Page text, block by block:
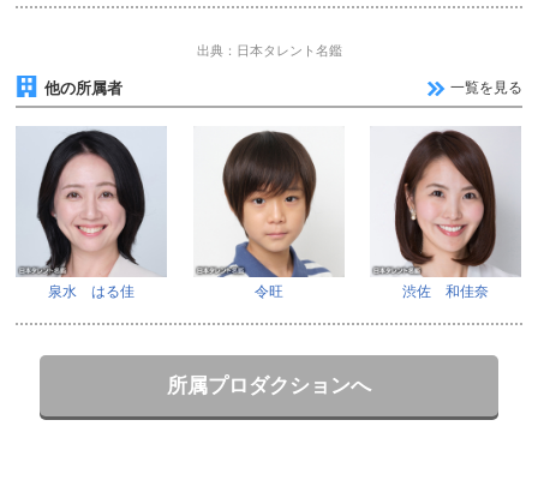
出典：日本タレント名鑑
他の所属者 一覧を見る
泉水 はる佳 令旺 渋佐 和佳奈
所属プロダクションへ